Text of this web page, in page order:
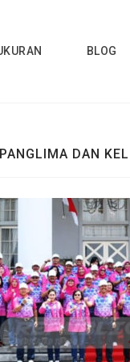
BLOG
PANGLIMA DAN